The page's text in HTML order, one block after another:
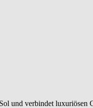
und verbindet